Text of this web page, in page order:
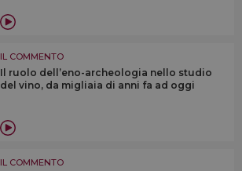
IL COMMENTO
Il ruolo dell’eno-archeologia nello studio
del vino, da migliaia di anni fa ad oggi
IL COMMENTO